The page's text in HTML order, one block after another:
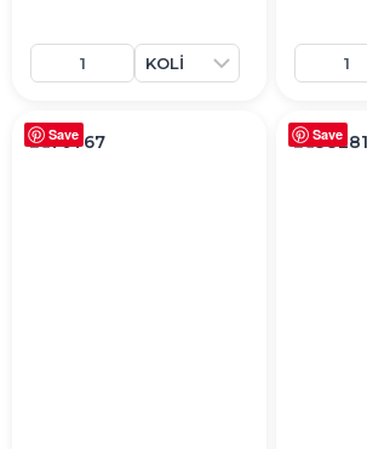
Save Save